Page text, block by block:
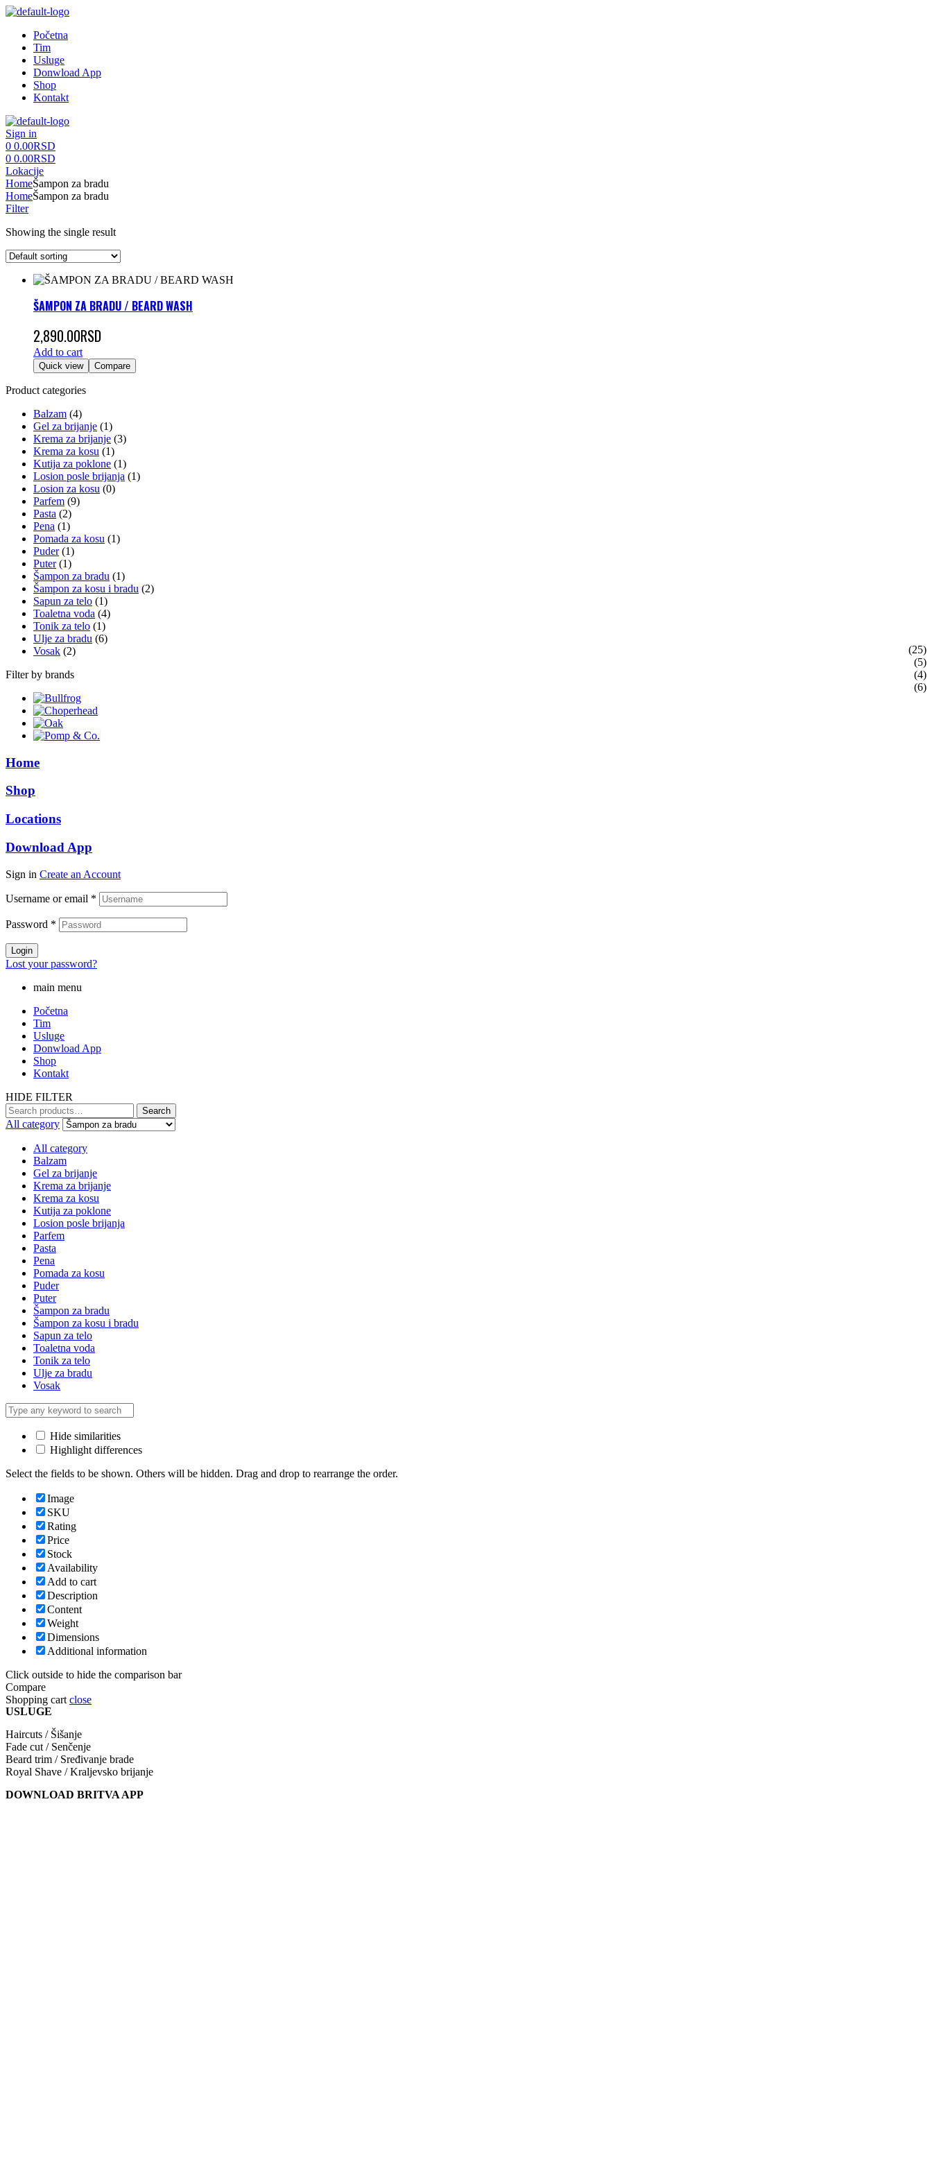
Početna
Tim
Usluge
Donwload App
Shop
Kontakt
Sign in
0 0.00RSD
0 0.00RSD
Lokacije
HomeŠampon za bradu
HomeŠampon za bradu
Filter
Showing the single result
ŠAMPON ZA BRADU / BEARD WASH
2,890.00RSD
Add to cart
Quick view Compare
Product categories
Balzam (4)
Gel za brijanje (1)
Krema za brijanje (3)
Krema za kosu (1)
Kutija za poklone (1)
Losion posle brijanja (1)
Losion za kosu (0)
Parfem (9)
Pasta (2)
Pena (1)
Pomada za kosu (1)
Puder (1)
Puter (1)
Šampon za bradu (1)
Šampon za kosu i bradu (2)
Sapun za telo (1)
Toaletna voda (4)
Tonik za telo (1)
Ulje za bradu (6)
Vosak (2)
Filter by brands
(25)
(5)
(4)
(6)
Home
Shop
Locations
Download App
Sign in Create an Account
Username or email *
Password *
Login
Lost your password?
main menu
Početna
Tim
Usluge
Donwload App
Shop
Kontakt
HIDE FILTER
Search
for:
Search
All category
All category
Balzam
Gel za brijanje
Krema za brijanje
Krema za kosu
Kutija za poklone
Losion posle brijanja
Parfem
Pasta
Pena
Pomada za kosu
Puder
Puter
Šampon za bradu
Šampon za kosu i bradu
Sapun za telo
Toaletna voda
Tonik za telo
Ulje za bradu
Vosak
Hide similarities
Highlight differences
Select the fields to be shown. Others will be hidden. Drag and drop to rearrange the order.
Image
SKU
Rating
Price
Stock
Availability
Add to cart
Description
Content
Weight
Dimensions
Additional information
Click outside to hide the comparison bar
Compare
Shopping cart close
USLUGE
Haircuts / Šišanje
Fade cut / Senčenje
Beard trim / Sređivanje brade
Royal Shave / Kraljevsko brijanje
DOWNLOAD BRITVA APP